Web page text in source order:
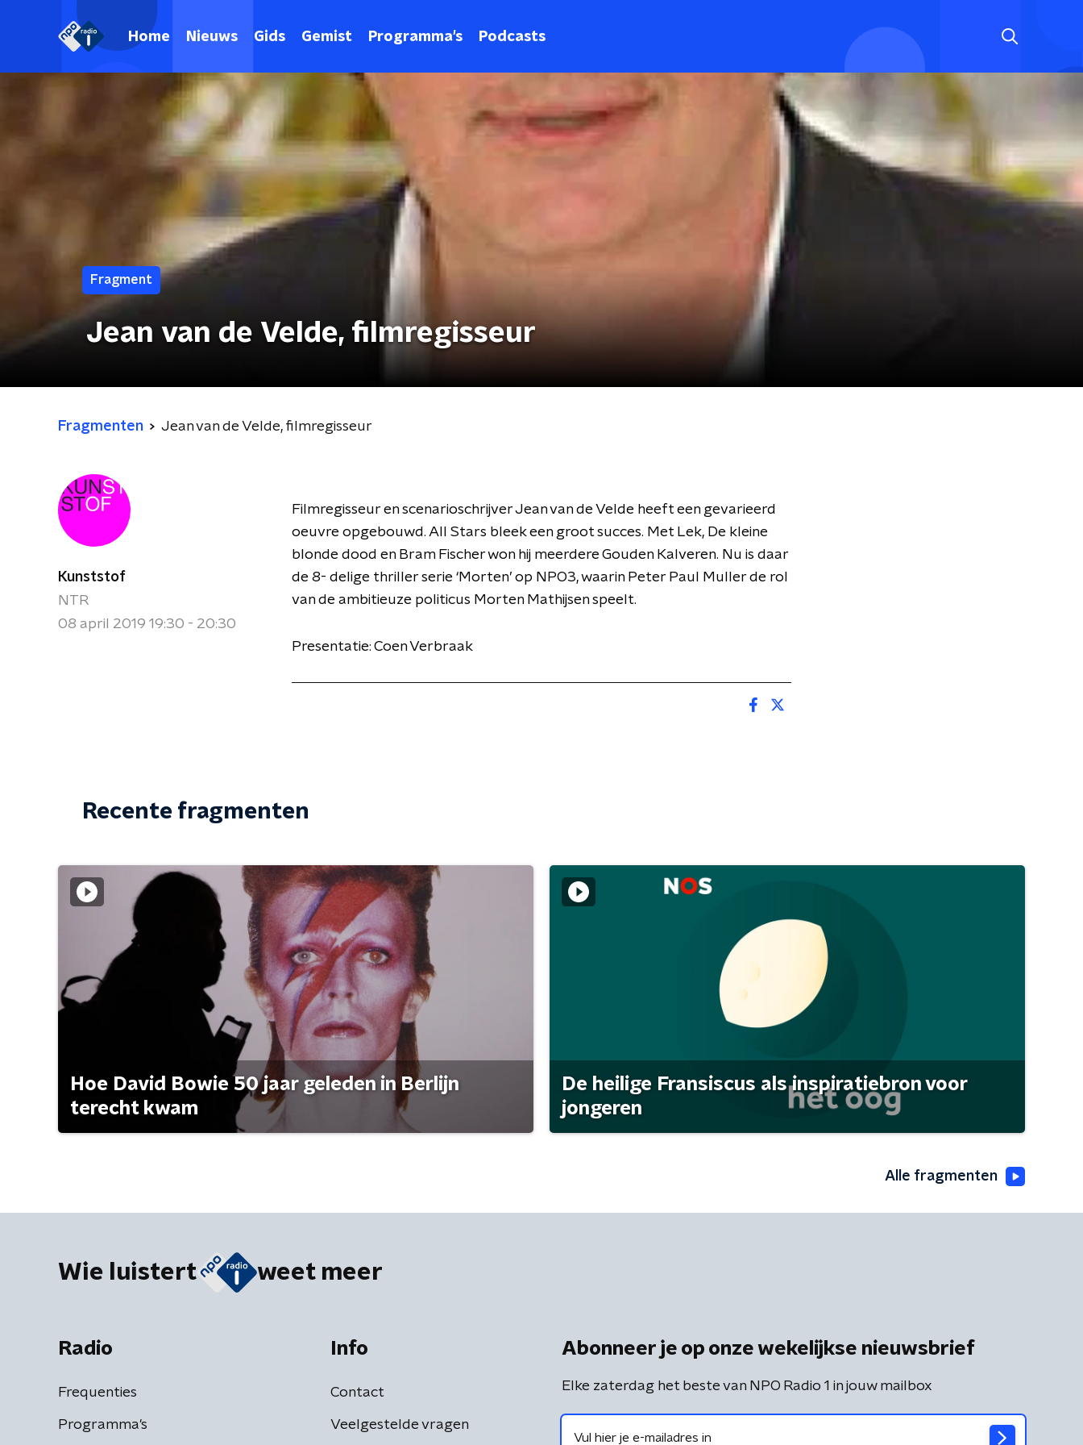
Home Nieuws Gids Gemist Programma's Podcasts
Fragment
Jean van de Velde, filmregisseur
Fragmenten Jean van de Velde, filmregisseur
Kunststof
NTR
08 april 2019 19:30 - 20:30
Filmregisseur en scenarioschrijver Jean van de Velde heeft een gevarieerd
oeuvre opgebouwd. All Stars bleek een groot succes. Met Lek, De kleine
blonde dood en Bram Fischer won hij meerdere Gouden Kalveren. Nu is daar
de 8- delige thriller serie ‘Morten’ op NPO3, waarin Peter Paul Muller de rol
van de ambitieuze politicus Morten Mathijsen speelt.
Presentatie: Coen Verbraak
Recente fragmenten
Hoe David Bowie 50 jaar geleden in Berlijn
terecht kwam
De heilige Fransiscus als inspiratiebron voor
jongeren
Alle fragmenten
Wie luistert weet meer
Radio
Frequenties
Programma's
Info
Contact
Veelgestelde vragen
Abonneer je op onze wekelijkse nieuwsbrief
Elke zaterdag het beste van NPO Radio 1 in jouw mailbox